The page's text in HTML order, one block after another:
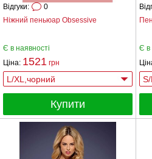
Ніжний пеньюар Obsessive
Відгуки: 0
Є в наявності
Ціна: 1521 грн
Купити
Є в